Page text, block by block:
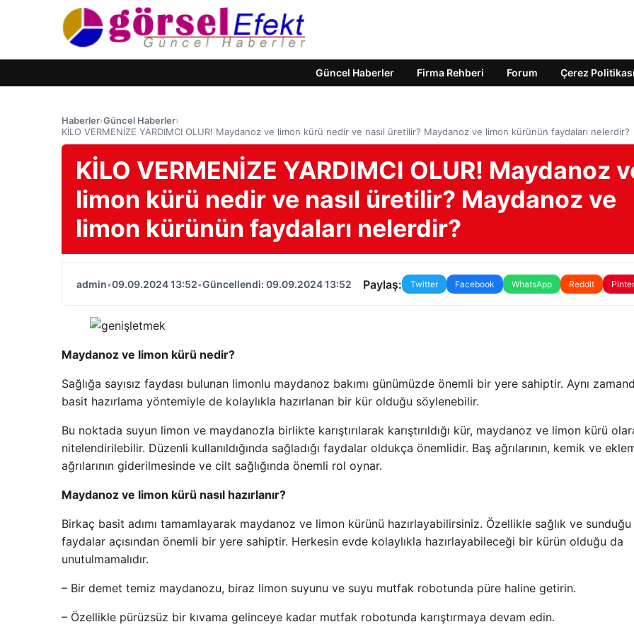
Güncel Haberler Firma Rehberi Forum Çerez Politikası
Haberler›Güncel Haberler›
KİLO VERMENİZE YARDIMCI OLUR! Maydanoz ve limon kürü nedir ve nasıl üretilir? Maydanoz ve limon kürünün faydaları nelerdir?
KİLO VERMENİZE YARDIMCI OLUR! Maydanoz
limon kürü nedir ve nasıl üretilir? Maydanoz ve
limon kürünün faydaları nelerdir?
admin•09.09.2024 13:52•Güncellendi: 09.09.2024 13:52 Paylaş: Twitter Facebook WhatsApp Reddit
Maydanoz ve limon kürü nedir?
Sağlığa sayısız faydası bulunan limonlu maydanoz bakımı günümüzde önemli bir yere sahiptir. Aynı
basit hazırlama yöntemiyle de kolaylıkla hazırlanan bir kür olduğu söylenebilir.
Bu noktada suyun limon ve maydanozla birlikte karıştırılarak karıştırıldığı kür, maydanoz ve limon kürü
nitelendirilebilir. Düzenli kullanıldığında sağladığı faydalar oldukça önemlidir. Baş ağrılarının, kemik ve
ağrılarının giderilmesinde ve cilt sağlığında önemli rol oynar.
Maydanoz ve limon kürü nasıl hazırlanır?
Birkaç basit adımı tamamlayarak maydanoz ve limon kürünü hazırlayabilirsiniz. Özellikle sağlık ve sunduğu
faydalar açısından önemli bir yere sahiptir. Herkesin evde kolaylıkla hazırlayabileceği bir kürün olduğu da
unutulmamalıdır.
– Bir demet temiz maydanozu, biraz limon suyunu ve suyu mutfak robotunda püre haline getirin.
– Özellikle pürüzsüz bir kıvama gelinceye kadar mutfak robotunda karıştırmaya devam edin.